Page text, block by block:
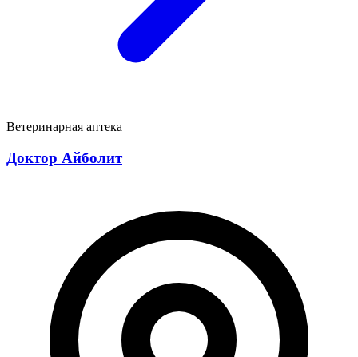
Ветеринарная аптека
Доктор Айболит